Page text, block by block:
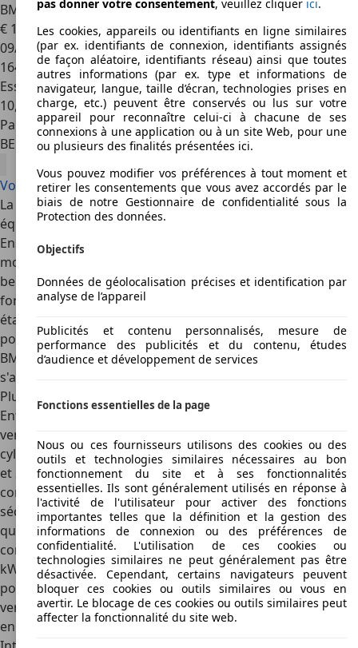
BMW 323323iA
€ 12 000
09/1999
164 000 km
Essence
10,0 l/100 km (mixte)
Particulier
BE 7600Péruwelz
Voir toutes les offres BMW 323
La BMW 323 était la seule voiture de la nouvelle série à être
équipée de doubles amortisseurs silencieux version sport.
Ensuite et jusqu'en 1994, La BMW 323 fut construite avec
moteur modifié à 150 chevaux et exclusivement en version
berline. Dans la série de construction E36 jusqu'en 2000 les
formes de carrosserie furent diversifiées et la BMW323i
était alors disponible en berline, en Touring, en
portes, en décapotable à toit en tissu, ainsi qu'en
BMW323ti compact avec hayon et turbo. La construction
s'arrêta définitivement en 2004.
Plus de résistance aux impacts pour la BMW 323
Entre 1998 et 2000 la BMW 323 ne fut plus construite qu'en
version berline, décapotable et coupé avec un moteur six
cylindres qui atteignait 125 kW (170 chevaux) de puissance
et 233km/h de vitesse maximale. Dans cette série E46 le
constructeur rigidifia la cellule passager afin d'améliorer la
sécurité lors d'impacts, ce sur quoi la série avait révélé
quelques faiblesses auparavant. Dans la série de
construction E90, la BMW 323i ayant une puissance de 130
kW (177 chevaux) et une vitesse maximale de 228 km/h
pour une consommation moyenne de 8,3 litres ne fut plus
vendue que sur quelques marchés étrangers et disparut
en Allemagne du programme du constructeur munichois.
pas donner votre consentement, veuillez cliquer ici.
Les cookies, appareils ou identifiants en ligne similaires
(par ex. identifiants de connexion, identifiants assignés
de façon aléatoire, identifiants réseau) ainsi que toutes
autres informations (par ex. type et informations de
navigateur, langue, taille d’écran, technologies prises en
charge, etc.) peuvent être conservés ou lus sur votre
appareil pour reconnaître celui-ci à chacune de ses
connexions à une application ou à un site Web, pour une
ou plusieurs des finalités présentées ici.
Vous pouvez modifier vos préférences à tout moment et
retirer les consentements que vous avez accordés par le
biais de notre Gestionnaire de confidentialité sous la
Protection des données.
Objectifs
Données de géolocalisation précises et identification par
analyse de l’appareil
Publicités et contenu personnalisés, mesure de
performance des publicités et du contenu, études
d’audience et développement de services
Fonctions essentielles de la page
Nous ou ces fournisseurs utilisons des cookies ou des
outils et technologies similaires nécessaires au bon
fonctionnement du site et à ses fonctionnalités
essentielles. Ils sont généralement utilisés en réponse à
l'activité de l'utilisateur pour activer des fonctions
importantes telles que la définition et la gestion des
informations de connexion ou des préférences de
confidentialité. L'utilisation de ces cookies ou
technologies similaires ne peut généralement pas être
désactivée. Cependant, certains navigateurs peuvent
bloquer ces cookies ou outils similaires ou vous en
avertir. Le blocage de ces cookies ou outils similaires peut
affecter la fonctionnalité du site web.